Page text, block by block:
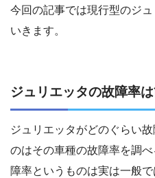
今回の記事では現行型のジ
いきます。
ジュリエッタの故障率
ジュリエッタがどのぐらい
のはその車種の故障率を調
障率というものは実は一般